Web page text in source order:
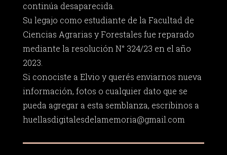
continúa desaparecida.
Su legajo como estudiante de la Facultad de
Ciencias Agrarias y Forestales fue reparado
mediante la resolución N° 324/23 en el año
2023.
Si conociste a Elvio y querés enviarnos nueva
información, fotos o cualquier dato que se
pueda agregar a esta semblanza, escribinos a
huellasdigitalesdelamemoria@gmail.com